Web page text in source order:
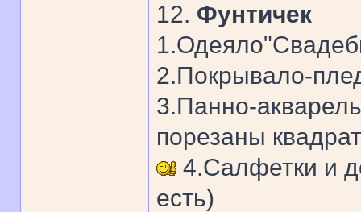
12. Фунтичек
2.Покрывало-
3.Панно-
порезаны
4.Салфетки и
есть)